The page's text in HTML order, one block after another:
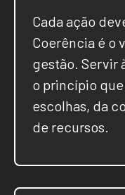
Cada ação
Coerência é o
gestão. Servir
o princípio
escolhas, da
de recursos.